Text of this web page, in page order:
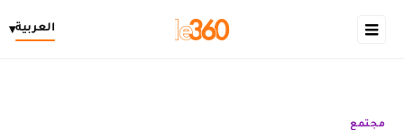
العربية▾
مجتمع